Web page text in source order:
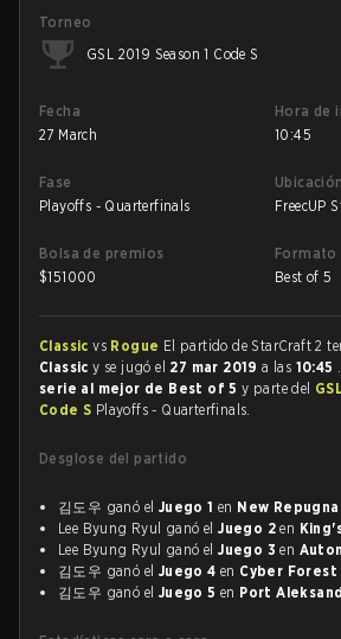
Torneo
GSL 2019 Season 1 Code S
Fecha
27 March
Hora de
10:45
Fase
Playoffs - Quarterfinals
Ubicación
FreecUP
Bolsa de premios
$151000
Formato
Best of 5
Classicvs Rogue El partido de StarCraft 2
Classicy se jugó el 27 mar 2019a las 10:45
serie al mejor de Best of 5y parte del
Code S Playoffs - Quarterfinals.
Desglose del partido
김도우 ganó el Juego 1 en New
Lee Byung Ryul ganó elJuego 2 en
Lee Byung Ryul ganó elJuego 3 en
김도우 ganó el Juego 4 en Cyber Forest
김도우 ganó el Juego 5 en Port